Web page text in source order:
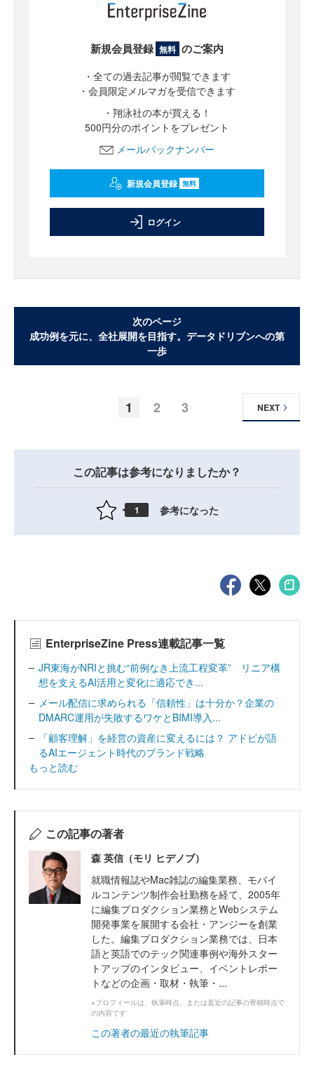
新規会員登録 無料 のご案内
・全ての過去記事が閲覧できます
・会員限定メルマガを受信できます
・翔泳社の本が買える！
500円分のポイントをプレゼント
メールバックナンバー
新規会員登録 無料
ログイン
次のページ
成功例を元に、全社展開を目指す。データドリブンへの第
一歩
1 2 3 NEXT
この記事は参考になりましたか？
1 参考になった
EnterpriseZine Press連載記事一覧
JR東海がNRIと挑む“前例なき上流工程変革” リニア構
想を支えるAI活用と変化に適応でき...
メール配信に求められる「信頼性」は十分か？企業の
DMARC運用が失敗するワケとBIMI導入...
「顧客理解」を経営の資産に変えるには？ アドビが語
るAIエージェント時代のブランド戦略
もっと読む
この記事の著者
森 英信（モリ ヒデノブ）
就職情報誌やMac雑誌の編集業務、モバイ
ルコンテンツ制作会社勤務を経て、2005年
に編集プロダクション業務とWebシステム
開発事業を展開する会社・アンジーを創業
した。編集プロダクション業務では、日本
語と英語でのテック関連事例や海外スター
トアップのインタビュー、イベントレポー
トなどの企画・取材・執筆・...
※プロフィールは、執筆時点、または直近の記事の寄稿時点で
の内容です
この著者の最近の執筆記事